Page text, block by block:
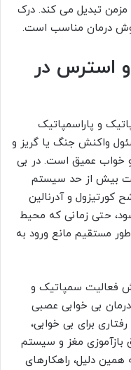
مزمن تبدیل می کند. درک
درمان مناسب است.
در
و پاراسمپاتیک
واکنش جنگ یا گریز و
خواب عمیق است. در بی
بیش از حد سیستم
و آدرنالین
حتی زمانی که محیط
مستقیم مانع ورود به
فعالیت سمپاتیک و
بی خوابی عصبی
برای بی خوابی،
بازآموزی مغز و سیستم
همین دلیل، راهکارهای